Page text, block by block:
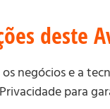
deste
negócios e a
para